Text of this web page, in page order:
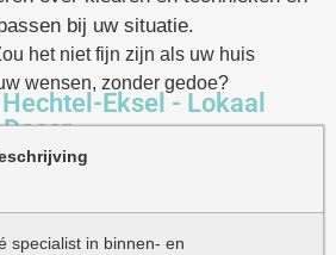
bij uw situatie.
het niet fijn zijn als uw huis
wensen, zonder gedoe?
Hechtel-Eksel - Lokaal
specialist in binnen- en